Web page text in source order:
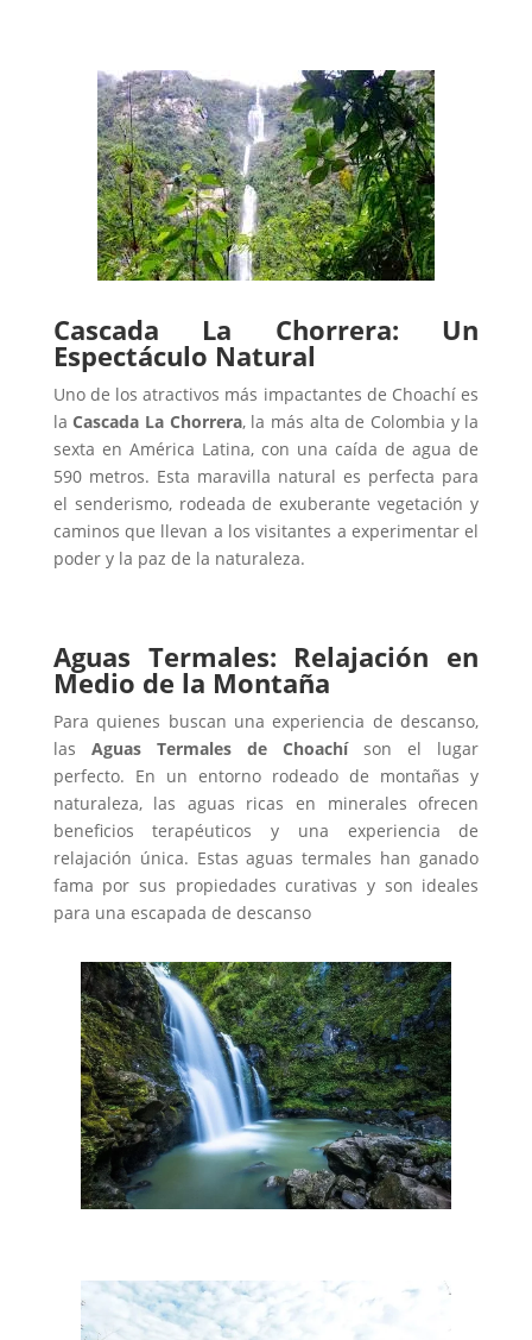
Cascada La Chorrera: Un
Espectáculo Natural
Uno de los atractivos más impactantes de Choachí es
laCascada La Chorrera, la más alta de Colombia y la
sexta en América Latina, con una caída de agua de
590 metros. Esta maravilla natural es perfecta para
el senderismo, rodeada de exuberante vegetación y
caminos que llevan a los visitantes a experimentar el
poder y la paz de la naturaleza.
Aguas Termales: Relajación en
Medio de la Montaña
Para quienes buscan una experiencia de descanso,
las Aguas Termales de Choachíson el lugar
perfecto. En un entorno rodeado de montañas y
naturaleza, las aguas ricas en minerales ofrecen
beneficios terapéuticos y una experiencia de
relajación única. Estas aguas termales han ganado
fama por sus propiedades curativas y son ideales
para una escapada de descanso